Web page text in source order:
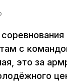
с
это за